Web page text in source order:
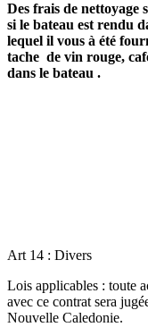
Des frais de nettoyage
si le bateau est rendu
lequel il vous à été
tache de vin rouge,
dans le bateau .
Art 14 : Divers
Lois applicables : toute
avec ce contrat sera
Nouvelle Caledonie.